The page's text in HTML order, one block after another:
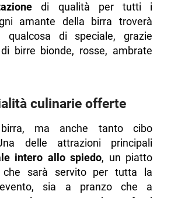
di qualità per tutti i
amante della birra troverà
qualcosa di speciale, grazie
birre bionde, rosse, ambrate
culinarie offerte
ma anche tanto cibo
delle attrazioni principali
intero allo spiedo, un piatto
che sarà servito per tutta la
sia a pranzo che a